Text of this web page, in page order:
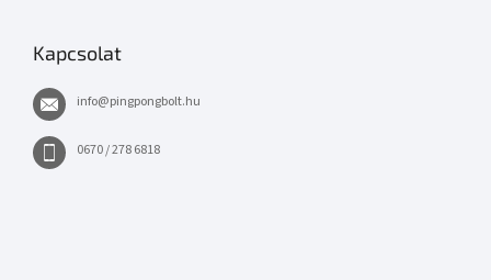
Kapcsolat
info@pingpongbolt.hu
0670 / 278 6818